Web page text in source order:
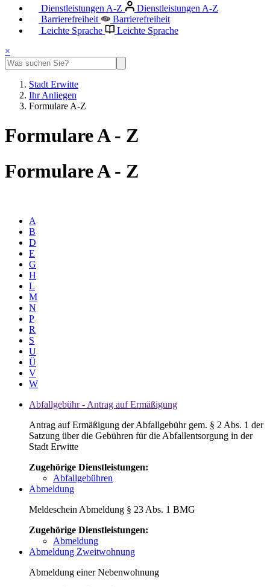
Dienstleistungen A-Z
Dienstleistungen A-Z
Barrierefreiheit
Barrierefreiheit
Leichte Sprache
Leichte Sprache
×
Stadt Erwitte
Ihr Anliegen
Formulare A-Z
Formulare A - Z
Formulare A - Z
A
B
D
E
G
H
L
M
N
P
R
S
U
Ü
V
W
Abfallgebühr - Antrag auf Ermäßigung
Antrag auf Ermäßigung der Abfallgebühr gem. § 2 Abs. 1 der
Satzung über die Gebühren für die Abfallentsorgung in der
Stadt Erwitte
Zugehörige Dienstleistungen:
Abfallgebühren
Abmeldung
Meldeschein Abmeldung § 23 Abs. 1 BMG
Zugehörige Dienstleistungen:
Abmeldung
Abmeldung Zweitwohnung
Abmeldung einer Nebenwohnung